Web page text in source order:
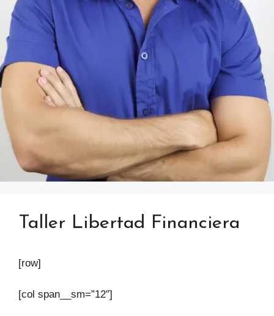
Taller Libertad Financiera
[row]
[col span__sm=”12″]